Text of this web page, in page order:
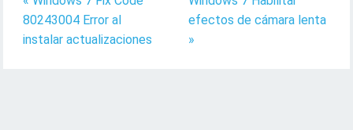
80243004 Error al
instalar actualizaciones
efectos de cámara lenta
»